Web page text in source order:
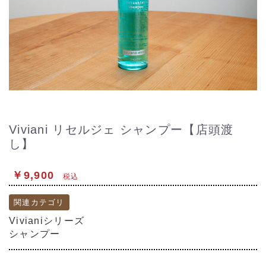
Viviani リセルジェ シャンプー【店頭渡
し】
￥9,900 税込
関連カテゴリ
Vivianiシリーズ
シャンプー